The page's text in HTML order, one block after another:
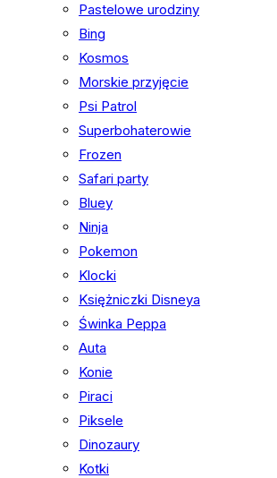
Pastelowe urodziny
Bing
Kosmos
Morskie przyjęcie
Psi Patrol
Superbohaterowie
Frozen
Safari party
Bluey
Ninja
Pokemon
Klocki
Księżniczki Disneya
Świnka Peppa
Auta
Konie
Piraci
Piksele
Dinozaury
Kotki